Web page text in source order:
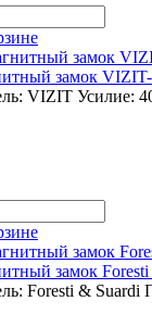
замок
VIZIT Усилие:
замок
Foresti & Suardi